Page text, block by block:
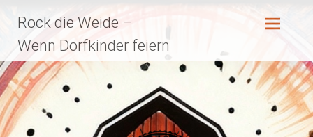
Inhalt
springen
Rock die Weide –
Wenn Dorfkinder feiern